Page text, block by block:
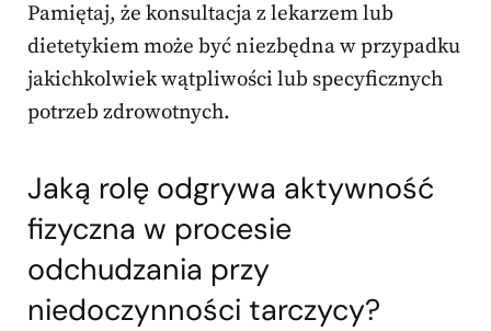
Pamiętaj, że konsultacja z lekarzem lub
dietetykiem może być niezbędna w przypadku
jakichkolwiek wątpliwości lub specyficznych
potrzeb zdrowotnych.
Jaką rolę odgrywa aktywność
fizyczna w procesie
odchudzania przy
niedoczynności tarczycy?